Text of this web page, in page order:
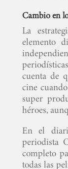
Cambio en
La
elemento
cuenta de
cine
super
héroes,
En el
periodista
completo
todas las